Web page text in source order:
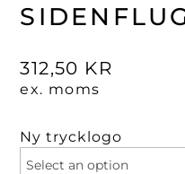
312,50 KR
ex. moms
Ny trycklogo